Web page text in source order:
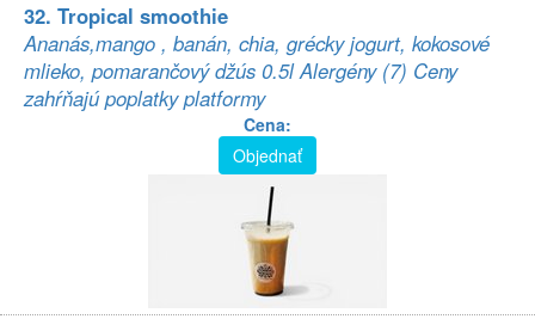
32. Tropical smoothie
Ananás,mango , banán, chia, grécky jogurt, kokosové
mlieko, pomarančový džús 0.5l Alergény (7) Ceny
zahŕňajú poplatky platformy
Cena:
Objednať